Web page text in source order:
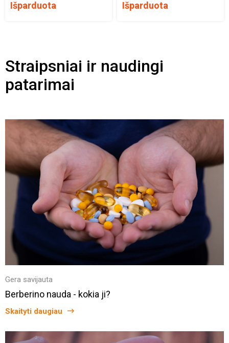
Išparduota Išparduota
Straipsniai ir naudingi
patarimai
Gera savijauta
Berberino nauda - kokia ji?
Skaityti daugiau